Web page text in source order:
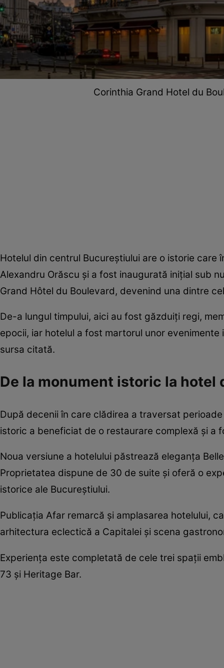
Corinthia Grand Hotel du
Hotelul din centrul Bucureștiului are o istorie
Alexandru Orăscu și a fost inaugurată inițial sub
Grand Hôtel du Boulevard, devenind una dintre
De-a lungul timpului, aici au fost găzduiți regi,
epocii, iar hotelul a fost martorul unor
sursa citată.
De la monument istoric la hotel
După decenii în care clădirea a traversat
istoric a beneficiat de o restaurare complexă și a
Noua versiune a hotelului păstrează eleganța
Proprietatea dispune de 30 de suite și oferă o
istorice ale Bucureștiului.
Publicația Afar remarcă și amplasarea hotelului,
arhitectura eclectică a Capitalei și scena
Experiența este completată de cele trei spații
73 și Heritage Bar.